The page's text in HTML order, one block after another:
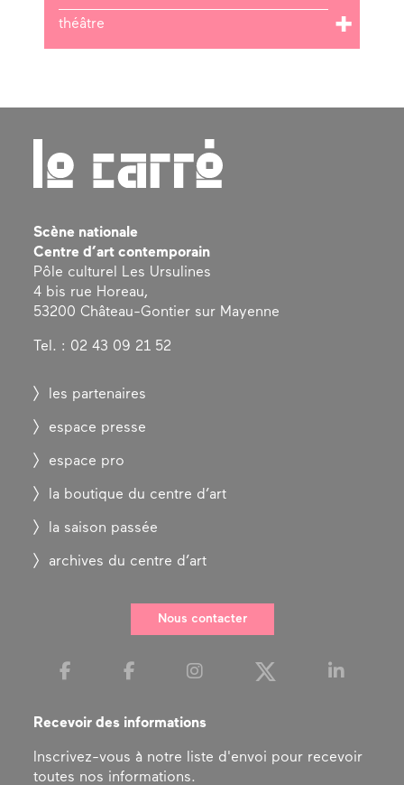
théâtre
Scène nationale
Centre d’art contemporain
Pôle culturel Les Ursulines
4 bis rue Horeau,
53200 Château-Gontier sur Mayenne
Tel. : 02 43 09 21 52
les partenaires
espace presse
espace pro
la boutique du centre d’art
la saison passée
archives du centre d’art
Nous contacter
Recevoir des informations
Inscrivez-vous à notre liste d'envoi pour recevoir
toutes nos informations.